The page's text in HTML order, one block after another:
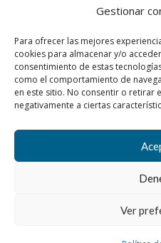
Gestionar
Para ofrecer las mejores
cookies para almacenar y/o
consentimiento de estas
como el comportamiento de
en este sitio. No consentir o retirar
negativamente a ciertas
Ver
Prótesis
Política de
© 2026